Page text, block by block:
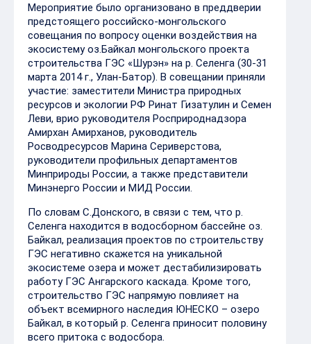
Мероприятие было организовано в преддверии
предстоящего российско-монгольского
совещания по вопросу оценки воздействия на
экосистему оз.Байкал монгольского проекта
строительства ГЭС «Шурэн» на р. Селенга (30-31
марта 2014 г., Улан-Батор). В совещании приняли
участие: заместители Министра природных
ресурсов и экологии РФ Ринат Гизатулин и Семен
Леви, врио руководителя Росприроднадзора
Амирхан Амирханов, руководитель
Росводресурсов Марина Сериверстова,
руководители профильных департаментов
Минприроды России, а также представители
Минэнерго России и МИД России.
По словам С.Донского, в связи с тем, что р.
Селенга находится в водосборном бассейне оз.
Байкал, реализация проектов по строительству
ГЭС негативно скажется на уникальной
экосистеме озера и может дестабилизировать
работу ГЭС Ангарского каскада. Кроме того,
строительство ГЭС напрямую повлияет на
объект всемирного наследия ЮНЕСКО – озеро
Байкал, в который р. Селенга приносит половину
всего притока с водосбора.